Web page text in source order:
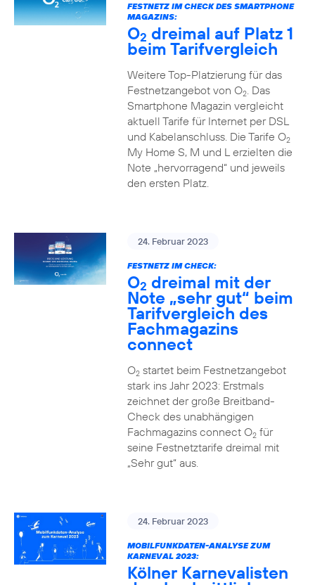
FESTNETZ IM CHECK DES SMARTPHONE
MAGAZINS:
O2 dreimal auf Platz 1
beim Tarifvergleich
Weitere Top-Platzierung für das
Festnetzangebot von O2. Das
Smartphone Magazin vergleicht
aktuell Tarife für Internet per DSL
und Kabelanschluss. Die Tarife O2
My Home S, M und L erzielten die
Note „hervorragend“ und jeweils
den ersten Platz.
24. Februar 2023
FESTNETZ IM CHECK:
O2 dreimal mit der
Note „sehr gut“ beim
Tarifvergleich des
Fachmagazins
connect
O2startet beim Festnetzangebot
stark ins Jahr 2023: Erstmals
zeichnet der große Breitband-
Check des unabhängigen
Fachmagazins connect O2für
seine Festnetztarife dreimal mit
„Sehr gut“ aus.
24. Februar 2023
MOBILFUNKDATEN-ANALYSE ZUM
KARNEVAL 2023:
Kölner Karnevalisten